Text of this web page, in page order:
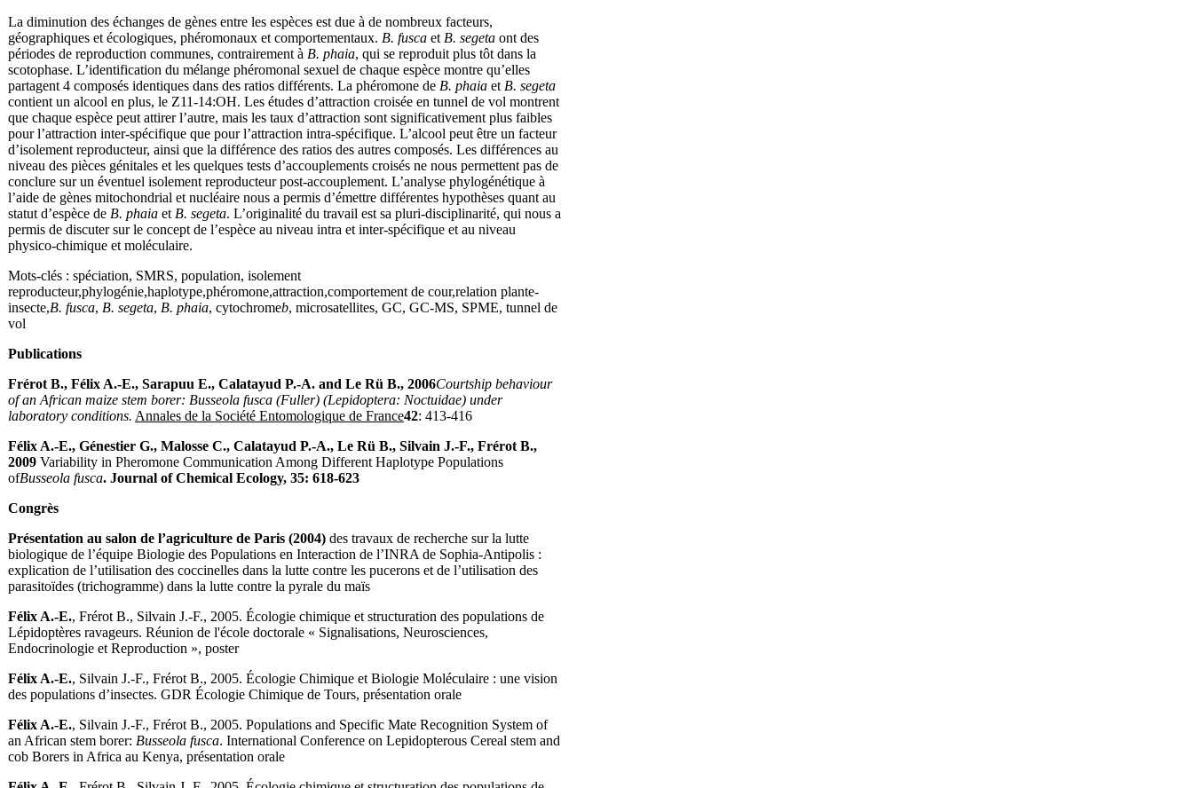
La diminution des échanges de gènes entre les espèces est due à de nombreux facteurs,
géographiques et écologiques, phéromonaux et comportementaux. B. fusca et B. segeta ont des
périodes de reproduction communes, contrairement à B. phaia, qui se reproduit plus tôt dans la
scotophase. L’identification du mélange phéromonal sexuel de chaque espèce montre qu’elles
partagent 4 composés identiques dans des ratios différents. La phéromone de B. phaia et B. segeta
contient un alcool en plus, le Z11-14:OH. Les études d’attraction croisée en tunnel de vol montrent
que chaque espèce peut attirer l’autre, mais les taux d’attraction sont significativement plus faibles
pour l’attraction inter-spécifique que pour l’attraction intra-spécifique. L’alcool peut être un facteur
d’isolement reproducteur, ainsi que la différence des ratios des autres composés. Les différences au
niveau des pièces génitales et les quelques tests d’accouplements croisés ne nous permettent pas de
conclure sur un éventuel isolement reproducteur post-accouplement. L’analyse phylogénétique à
l’aide de gènes mitochondrial et nucléaire nous a permis d’émettre différentes hypothèses quant au
statut d’espèce de B. phaia et B. segeta. L’originalité du travail est sa pluri-disciplinarité, qui nous a
permis de discuter sur le concept de l’espèce au niveau intra et inter-spécifique et au niveau
physico-chimique et moléculaire.
Mots-clés : spéciation, SMRS, population, isolement
reproducteur,phylogénie,haplotype,phéromone,attraction,comportement de cour,relation plante-
insecte,B. fusca, B. segeta, B. phaia, cytochromeb, microsatellites, GC, GC-MS, SPME, tunnel de
vol
Publications
Frérot B., Félix A.-E., Sarapuu E., Calatayud P.-A. and Le Rü B., 2006Courtship behaviour
of an African maize stem borer: Busseola fusca (Fuller) (Lepidoptera: Noctuidae) under
laboratory conditions. Annales de la Société Entomologique de France42: 413-416
Félix A.-E., Génestier G., Malosse C., Calatayud P.-A., Le Rü B., Silvain J.-F., Frérot B.,
2009 Variability in Pheromone Communication Among Different Haplotype Populations
ofBusseola fusca. Journal of Chemical Ecology, 35: 618-623
Congrès
Présentation au salon de l’agriculture de Paris (2004) des travaux de recherche sur la lutte
biologique de l’équipe Biologie des Populations en Interaction de l’INRA de Sophia-Antipolis :
explication de l’utilisation des coccinelles dans la lutte contre les pucerons et de l’utilisation des
parasitoïdes (trichogramme) dans la lutte contre la pyrale du maïs
Félix A.-E., Frérot B., Silvain J.-F., 2005. Écologie chimique et structuration des populations de
Lépidoptères ravageurs. Réunion de l'école doctorale « Signalisations, Neurosciences,
Endocrinologie et Reproduction », poster
Félix A.-E., Silvain J.-F., Frérot B., 2005. Écologie Chimique et Biologie Moléculaire : une vision
des populations d’insectes. GDR Écologie Chimique de Tours, présentation orale
Félix A.-E., Silvain J.-F., Frérot B., 2005. Populations and Specific Mate Recognition System of
an African stem borer: Busseola fusca. International Conference on Lepidopterous Cereal stem and
cob Borers in Africa au Kenya, présentation orale